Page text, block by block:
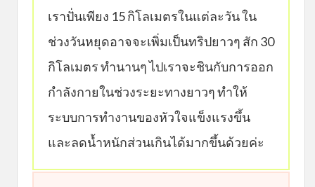
เราปั่นเพียง 15 กิโลเมตรในแต่ละวัน ใน
ช่วงวันหยุดอาจจะเพิ่มเป็นทริปยาวๆ สัก 30
กิโลเมตร ทำนานๆ ไปเราจะชินกับการออก
กำลังกายในช่วงระยะทางยาวๆ ทำให้
ระบบการทำงานของหัวใจแข็งแรงขึ้น
และลดน้ำหนักส่วนเกินได้มากขึ้นด้วยค่ะ